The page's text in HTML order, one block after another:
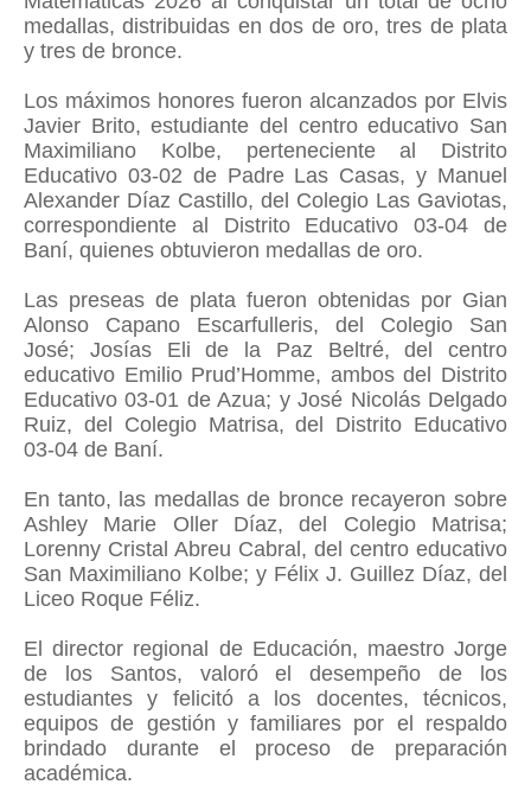
medallas, distribuidas en dos de oro, tres de plata
y tres de bronce.
Los máximos honores fueron alcanzados por Elvis
Javier Brito, estudiante del centro educativo San
Maximiliano Kolbe, perteneciente al Distrito
Educativo 03-02 de Padre Las Casas, y Manuel
Alexander Díaz Castillo, del Colegio Las Gaviotas,
correspondiente al Distrito Educativo 03-04 de
Baní, quienes obtuvieron medallas de oro.
Las preseas de plata fueron obtenidas por Gian
Alonso Capano Escarfulleris, del Colegio San
José; Josías Eli de la Paz Beltré, del centro
educativo Emilio Prud’Homme, ambos del Distrito
Educativo 03-01 de Azua; y José Nicolás Delgado
Ruiz, del Colegio Matrisa, del Distrito Educativo
03-04 de Baní.
En tanto, las medallas de bronce recayeron sobre
Ashley Marie Oller Díaz, del Colegio Matrisa;
Lorenny Cristal Abreu Cabral, del centro educativo
San Maximiliano Kolbe; y Félix J. Guillez Díaz, del
Liceo Roque Féliz.
El director regional de Educación, maestro Jorge
de los Santos, valoró el desempeño de los
estudiantes y felicitó a los docentes, técnicos,
equipos de gestión y familiares por el respaldo
brindado durante el proceso de preparación
académica.